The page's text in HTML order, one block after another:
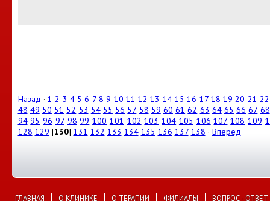
Назад ·1 2 3 4 5 6 7 8 9 10 11 12 13 14 15 16 17 18 19 20 21 22
48 49 50 51 52 53 54 55 56 57 58 59 60 61 62 63 64 65 66 67 68
94 95 96 97 98 99 100 101 102 103 104 105 106 107 108 109
128 129 [130] 131 132 133 134 135 136 137 138 · Вперед
ГЛАВНАЯ О КЛИНИКЕ О ТЕРАПИИ ФИЛИАЛЫ ВОПРОС - ОТВЕТ